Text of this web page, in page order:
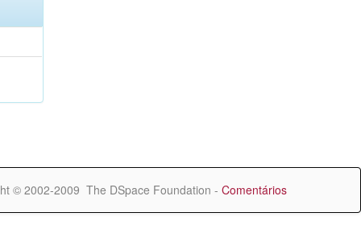
© 2002-2009 The DSpace Foundation - Comentários